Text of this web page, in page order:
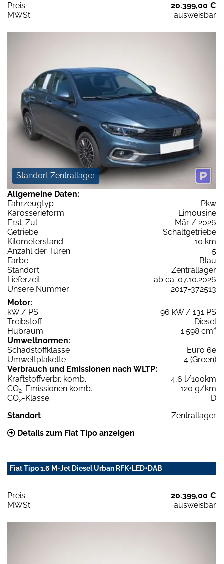
Preis:
20.399,00 €
MWSt:
ausweisbar
Standort Zentrallager
Allgemeine Daten:
Fahrzeugtyp
Pkw
Karosserieform
Limousine
Erst-Zul.
Mär / 2026
Getriebe
Schaltgetriebe
Kilometerstand
10 km
Anzahl der Türen
5
Farbe
Blau
Standort
Zentrallager
Lieferzeit
ab ca. 07.10.2026
Unsere Nummer
2017-372513
Motor:
kW / PS
96 kW / 131 PS
Treibstoff
Diesel
Hubraum
1.598 cm³
Umweltnormen:
Schadstoffklasse
Euro 6e
Umweltplakette
4 (Green)
Verbrauch und Emissionen nach WLTP:
Kraftstoffverbr. komb.
4,6 l/100km
CO2-Emissionen komb.
120 g/km
CO2-Klasse
D
Standort
Zentrallager
Details zum Fiat Tipo anzeigen
Fiat Tipo 1.6 M-Jet Diesel Urban RFK+LED+DAB
Preis:
20.399,00 €
MWSt:
ausweisbar